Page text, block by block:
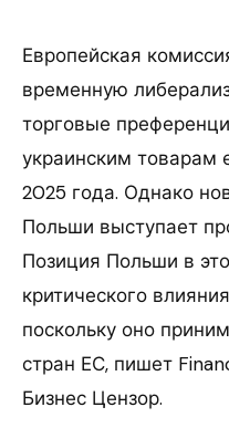
Европейская
временную
торговые
украинским
2025 года. Однако
Польши выступает
Позиция Польши в
критического
поскольку оно
стран ЕС, пишет
Бизнес Цензор.